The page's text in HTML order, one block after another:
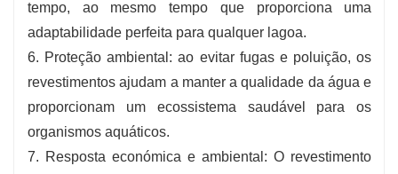
tempo, ao mesmo tempo que proporciona uma
adaptabilidade perfeita para qualquer lagoa.
6. Proteção ambiental: ao evitar fugas e poluição, os
revestimentos ajudam a manter a qualidade da água e
proporcionam um ecossistema saudável para os
organismos aquáticos.
7. Resposta económica e ambiental: O revestimento